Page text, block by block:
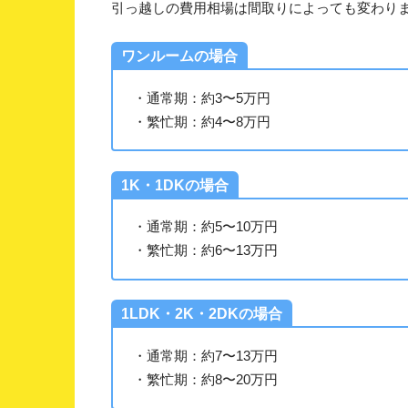
引っ越しの費用相場は間取りによっても変わり
ワンルームの場合
・通常期：約3〜5万円
・繁忙期：約4〜8万円
1K・1DKの場合
・通常期：約5〜10万円
・繁忙期：約6〜13万円
1LDK・2K・2DKの場合
・通常期：約7〜13万円
・繁忙期：約8〜20万円